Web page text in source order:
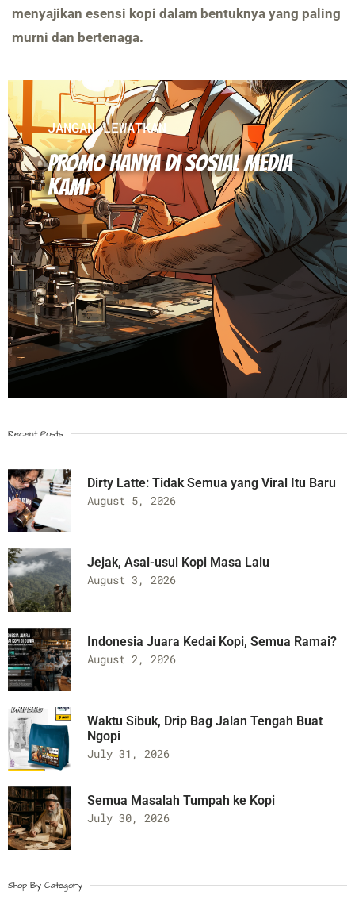
menyajikan esensi kopi dalam bentuknya yang paling
murni dan bertenaga.
JANGAN LEWATKAN
PROMO HANYA DI SOSIAL MEDIA
KAMI
Recent Posts
Dirty Latte: Tidak Semua yang Viral Itu Baru
August 5, 2026
Jejak, Asal-usul Kopi Masa Lalu
August 3, 2026
Indonesia Juara Kedai Kopi, Semua Ramai?
August 2, 2026
Waktu Sibuk, Drip Bag Jalan Tengah Buat
Ngopi
July 31, 2026
Semua Masalah Tumpah ke Kopi
July 30, 2026
Shop By Category